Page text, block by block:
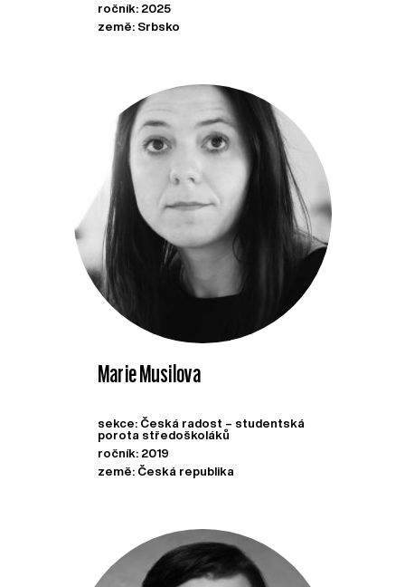
ročník: 2025
země: Srbsko
Marie Musilova
sekce: Česká radost – studentská
porota středoškoláků
ročník: 2019
země: Česká republika